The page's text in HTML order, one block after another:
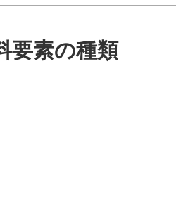
要素の種類